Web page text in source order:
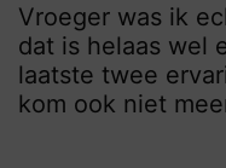
Vroeger was ik
dat is helaas wel
laatste twee
kom ook niet